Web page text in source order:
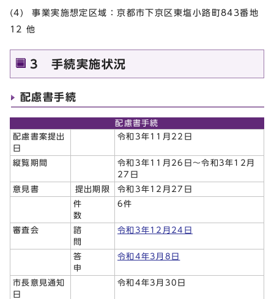
(4) 事業実施想定区域：京都市下京区東塩小路町843番地
12 他
3 手続実施状況
配慮書手続
配慮書手続
配慮書案提出
日
令和3年11月22日
縦覧期間
令和3年11月26日～令和3年12月
27日
意見書
提出期限
令和3年12月27日
件
数
6件
審査会
諮
問
令和3年12月24日
答
申
令和4年3月8日
市長意見通知
日
令和4年3月30日